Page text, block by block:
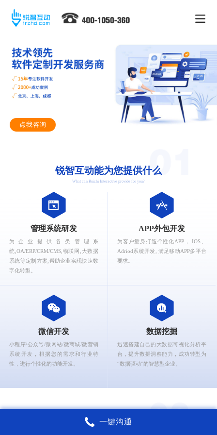
点我咨询
锐智互动能为您提供什么
What can Ruizhi Interactive provide for you?
管理系统研发
为企业提供各类管理系
统,OA/ERP/CRM/CMS,物联网,大数据
系统等定制方案,帮助企业实现快速数
字化转型。
APP外包开发
为客户量身打造个性化APP， IOS、
Adriod系统开发, 满足移动APP多平台
要求。
微信开发
小程序/公众号/微网站/微商城/微营销
系统开发，根据您的需求和行业特
性，进行个性化的功能开发。
数据挖掘
迅速搭建自己的大数据可视化分析平
台，提升数据洞察能力，成功转型为
“数据驱动”的智慧型企业。
锐智互动核心能力
一键沟通